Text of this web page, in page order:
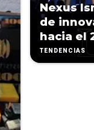
Nexus
de
hacia el
TENDENCIAS